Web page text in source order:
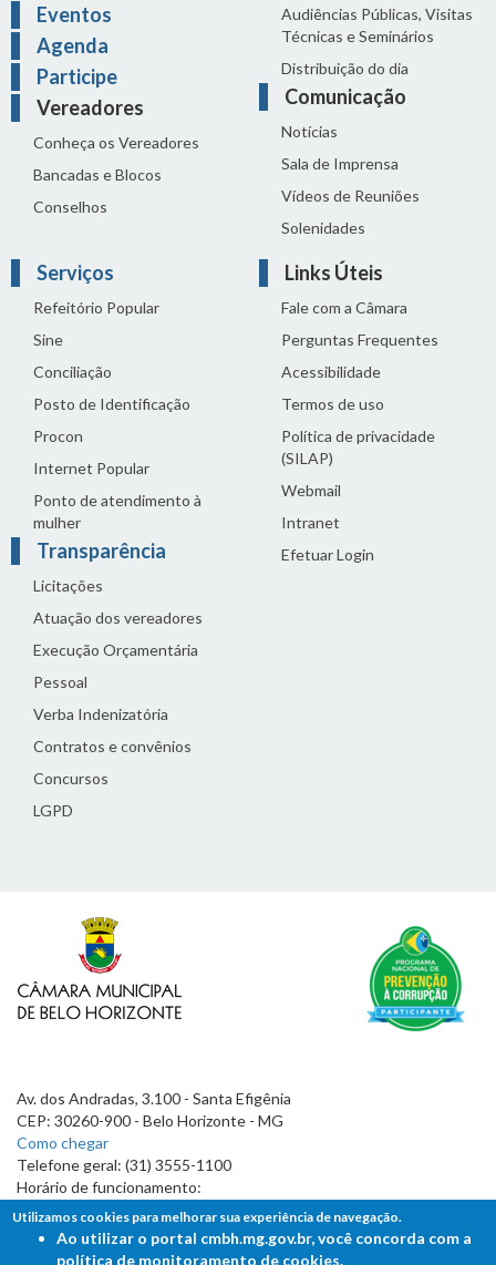
Eventos
Agenda
Participe
Vereadores
Conheça os Vereadores
Bancadas e Blocos
Conselhos
Audiências Públicas, Visitas
Técnicas e Seminários
Distribuição do dia
Comunicação
Notícias
Sala de Imprensa
Vídeos de Reuniões
Solenidades
Serviços
Refeitório Popular
Sine
Conciliação
Posto de Identificação
Procon
Internet Popular
Ponto de atendimento à
mulher
Transparência
Licitações
Atuação dos vereadores
Execução Orçamentária
Pessoal
Verba Indenizatória
Contratos e convênios
Concursos
LGPD
Links Úteis
Fale com a Câmara
Perguntas Frequentes
Acessibilidade
Termos de uso
Política de privacidade
(SILAP)
Webmail
Intranet
Efetuar Login
Av. dos Andradas, 3.100 - Santa Efigênia
CEP: 30260-900 - Belo Horizonte - MG
Como chegar
Telefone geral: (31) 3555-1100
Horário de funcionamento:
7h às 19h
Utilizamos cookies para melhorar sua experiência de navegação.
Ao utilizar o portal cmbh.mg.gov.br, você concorda com a
política de monitoramento de cookies.